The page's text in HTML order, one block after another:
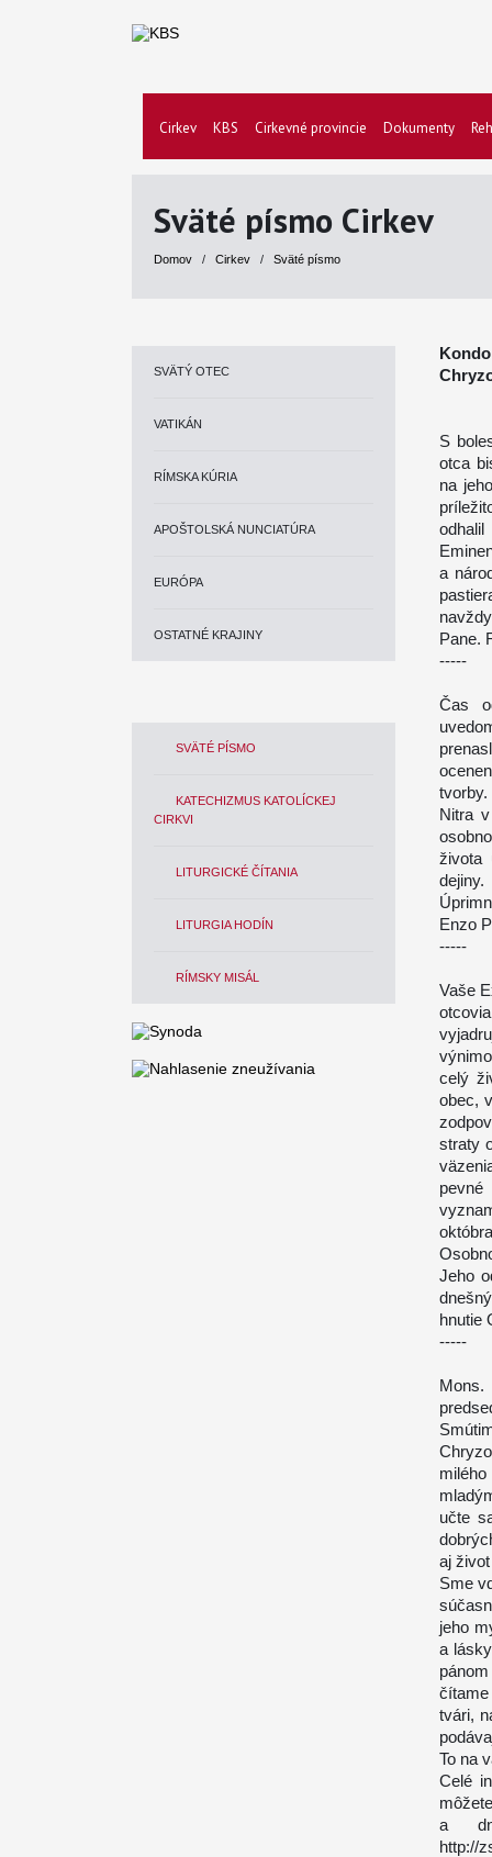
Cirkev KBS Cirkevné provincie Dokumenty
Sväté písmo Cirkev
Domov / Cirkev / Sväté písmo
SVÄTÝ OTEC
VATIKÁN
RÍMSKA KÚRIA
APOŠTOLSKÁ NUNCIATÚRA
EURÓPA
OSTATNÉ KRAJINY
SVÄTÉ PÍSMO
KATECHIZMUS KATOLÍCKEJ
CIRKVI
LITURGICKÉ ČÍTANIA
LITURGIA HODÍN
RÍMSKY MISÁL
S
otca
na
odhalil
a
Pane.
-----
Čas
tvorby.
Nitra
života
dejiny.
Enzo
-----
Vaše
celý
obec,
straty
Jeho
hnutie
-----
Mons.
učte
aj
Sme
jeho
a
tvári,
To na
Celé
a
http://